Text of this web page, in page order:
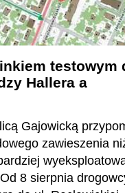
testowym
Hallera a
Gajowicką
zawieszenia
8 sierpnia